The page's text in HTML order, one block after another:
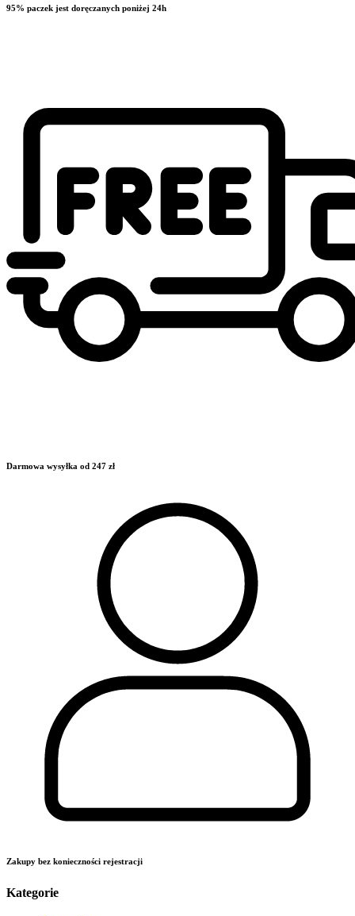
95% paczek jest doręczanych poniżej 24h
Darmowa wysyłka od 247 zł
Zakupy bez konieczności rejestracji
Kategorie